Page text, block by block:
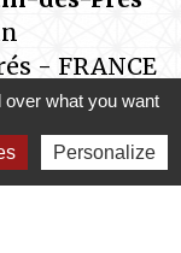
- FRANCE
la mairie
horaires
what you want
Personalize